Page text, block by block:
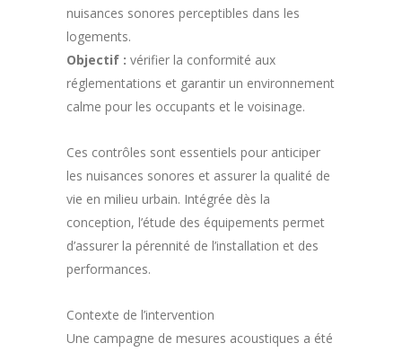
nuisances sonores perceptibles dans les
logements.
Objectif : vérifier la conformité aux
réglementations et garantir un environnement
calme pour les occupants et le voisinage.
Ces contrôles sont essentiels pour anticiper
les nuisances sonores et assurer la qualité de
vie en milieu urbain. Intégrée dès la
conception, l’étude des équipements permet
d’assurer la pérennité de l’installation et des
performances.
Contexte de l’intervention
Une campagne de mesures acoustiques a été